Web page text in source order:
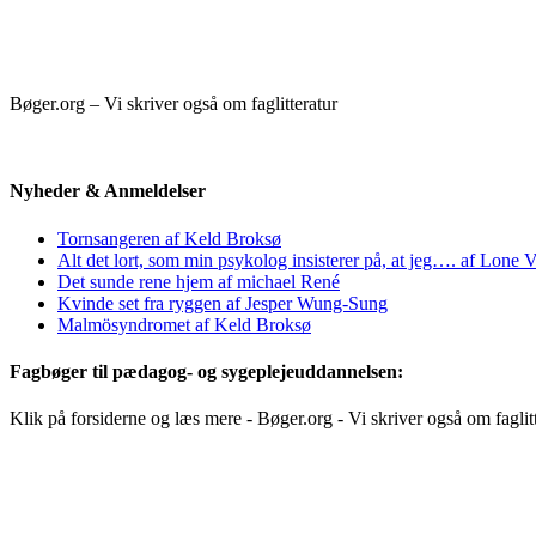
Bøger.org – Vi skriver også om faglitteratur
Nyheder & Anmeldelser
Tornsangeren af Keld Broksø
Alt det lort, som min psykolog insisterer på, at jeg…. af Lone
Det sunde rene hjem af michael René
Kvinde set fra ryggen af Jesper Wung-Sung
Malmösyndromet af Keld Broksø
Fagbøger til pædagog- og sygeplejeuddannelsen:
Klik på forsiderne og læs mere - Bøger.org - Vi skriver også om